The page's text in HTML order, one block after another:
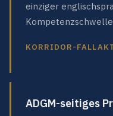
einziger
KORRIDOR-
ADGM-seitiges